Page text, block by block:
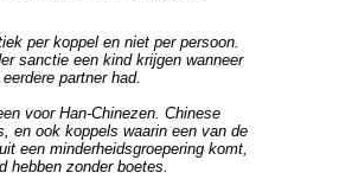
per koppel en niet per persoon.
sanctie een kind krijgen wanneer
partner had.
voor Han-Chinezen. Chinese
en ook koppels waarin een van de
een minderheidsgroepering komt,
hebben zonder boetes.